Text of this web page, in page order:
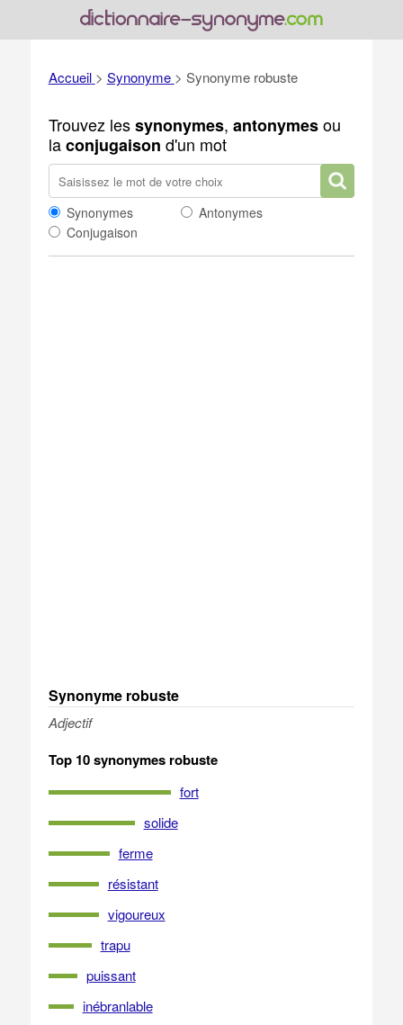
Accueil > Synonyme > Synonyme robuste
Trouvez lessynonymes, antonymesou
laconjugaison d'un mot
Synonymes
Antonymes
Conjugaison
Synonyme robuste
Adjectif
Top 10 synonymes robuste
fort
solide
ferme
résistant
vigoureux
trapu
puissant
inébranlable